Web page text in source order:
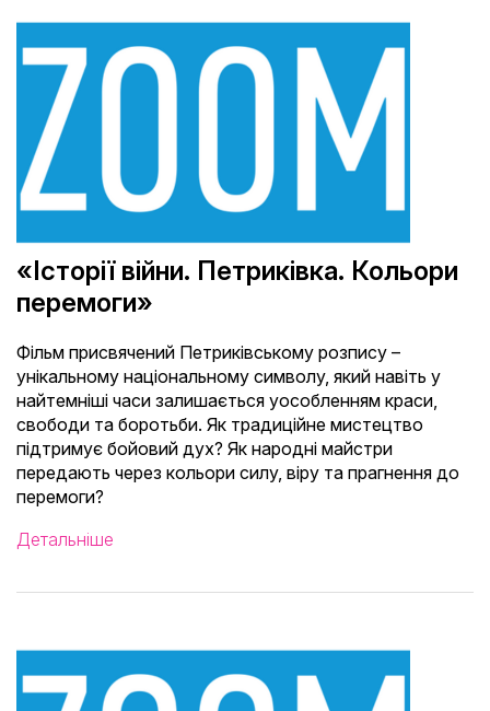
«Історії війни. Петриківка. Кольори
перемоги»
Фільм присвячений Петриківському розпису –
унікальному національному символу, який навіть у
найтемніші часи залишається уособленням краси,
свободи та боротьби. Як традиційне мистецтво
підтримує бойовий дух? Як народні майстри
передають через кольори силу, віру та прагнення до
перемоги?
Детальніше